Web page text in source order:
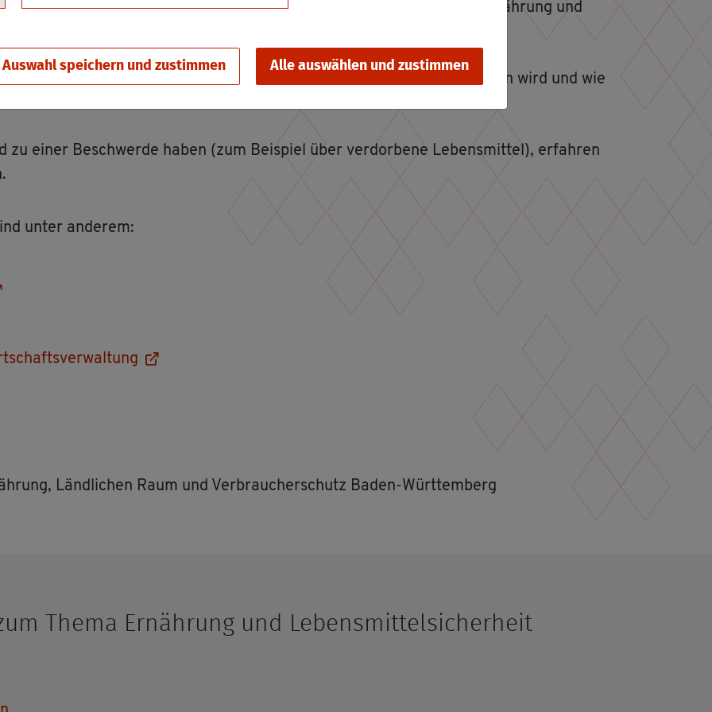
Auswahl speichern und zustimmen Alle auswählen und zustimmen
rund um un­se­re Le­bens­mit­tel und eine ge­sund­heits­be­wuss­te Er­näh­rung und
wer­den müs­sen, was für den Schutz der Ver­brau­cher getan wird und wie
zu einer Be­schwer­de haben (zum Bei­spiel über ver­dor­be­ne Le­bens­mit­tel), er­fah­ren
unter an­de­rem:
Länd­li­chen Raum und Ver­brau­cher­schutz Baden-Würt­tem­berg
Thema Er­näh­rung und Le­bens­mit­tel­si­cher­heit